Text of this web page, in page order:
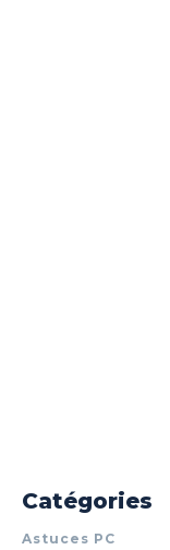
Catégories
Astuces PC